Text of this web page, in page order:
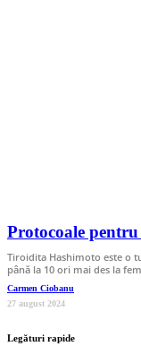
Protocoale
Tiroidita Hashimoto este o
până la 10 ori mai des la
Carmen Ciobanu
27 august 2024
Legături rapide